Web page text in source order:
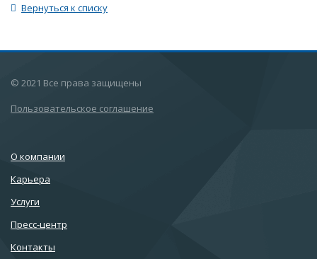
Вернуться к списку
© 2021 Все права защищены
Пользовательское соглашение
О компании
Карьера
Услуги
Пресс-центр
Контакты